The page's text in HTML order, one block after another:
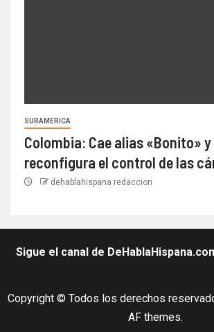
SURAMERICA
Colombia: Cae alias «Bonito» y
reconfigura el control de las
dehablahispana redaccion
Sigue el canal de
Copyright © Todos los derechos
AF themes.